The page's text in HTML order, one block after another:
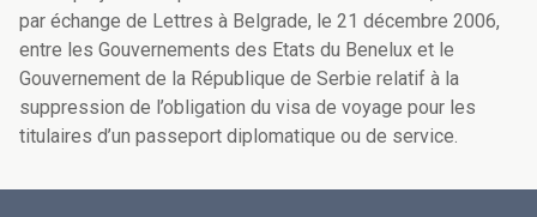
par échange de Lettres à Belgrade, le 21 décembre 2006,
entre les Gouvernements des Etats du Benelux et le
Gouvernement de la République de Serbie relatif à la
suppression de l’obligation du visa de voyage pour les
titulaires d’un passeport diplomatique ou de service.